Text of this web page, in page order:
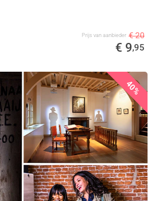
Prijs van aanbieder € 20
€ 9,95
40%